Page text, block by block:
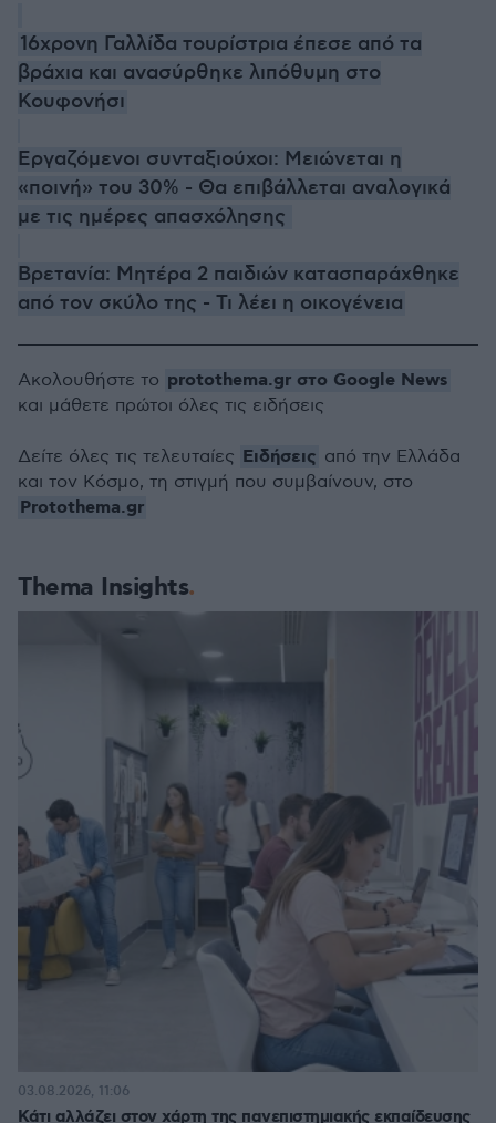
16χρονη Γαλλίδα τουρίστρια έπεσε από τα
βράχια και ανασύρθηκε λιπόθυμη στο
Κουφονήσι
Εργαζόμενοι συνταξιούχοι: Μειώνεται η
«ποινή» του 30% - Θα επιβάλλεται αναλογικά
με τις ημέρες απασχόλησης
Βρετανία: Μητέρα 2 παιδιών κατασπαράχθηκε
από τον σκύλο της - Τι λέει η οικογένεια
Thema Insights
Κάτι αλλάζει στον χάρτη της πανεπιστημιακής εκπαίδευσης
03.08.2026, 11:06
Ακολουθήστε το protothema.gr στο Google News
και μάθετε πρώτοι όλες τις ειδήσεις
Δείτε όλες τις τελευταίες Ειδήσεις από την Ελλάδα
και τον Κόσμο, τη στιγμή που συμβαίνουν, στο
Protothema.gr